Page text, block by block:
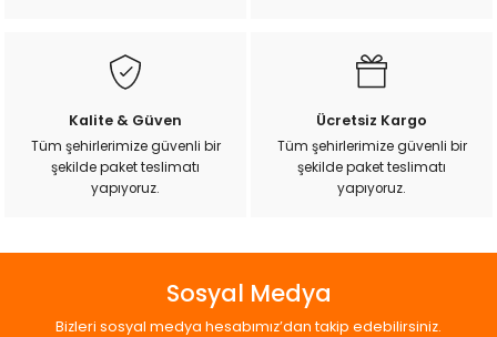
Kalite & Güven
Tüm şehirlerimize güvenli bir
şekilde paket teslimatı
yapıyoruz.
Ücretsiz Kargo
Tüm şehirlerimize güvenli bir
şekilde paket teslimatı
yapıyoruz.
Sosyal Medya
Bizleri sosyal medya hesabımız’dan takip edebilirsiniz.